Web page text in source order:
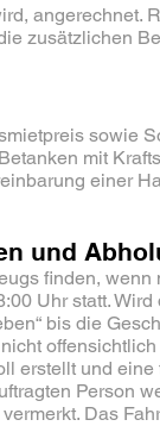
zusätzlichen
sowie
mit
einer
und
finden,
Uhr statt.
bis die
erstellt und
Person
Das